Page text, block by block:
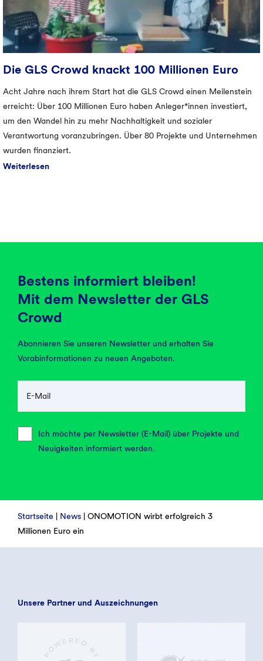
Die GLS Crowd knackt 100 Millionen Euro
Acht Jahre nach ihrem Start hat die GLS Crowd einen Meilenstein
erreicht: Über 100 Millionen Euro haben Anleger*innen investiert,
um den Wandel hin zu mehr Nachhaltigkeit und sozialer
Verantwortung voranzubringen. Über 80 Projekte und Unternehmen
wurden finanziert.
Weiterlesen
Bestens informiert bleiben!
Mit dem Newsletter der GLS
Crowd
Abonnieren Sie unseren Newsletter und erhalten Sie
Vorabinformationen zu neuen Angeboten.
E-Mail
Ich möchte per Newsletter (E-Mail) über Projekte und
Neuigkeiten informiert werden.
Startseite News
ONOMOTION wirbt erfolgreich 3
Millionen Euro ein
Unsere Partner und Auszeichnungen